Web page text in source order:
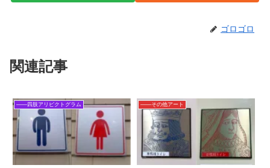
ゴロゴロ
関連記事
――四肢アリピクトグラム ――その他アート